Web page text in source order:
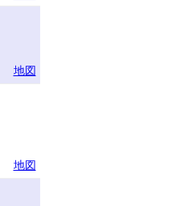
地図
地図